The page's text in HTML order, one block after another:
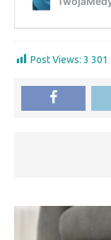
Post Views: 3 301